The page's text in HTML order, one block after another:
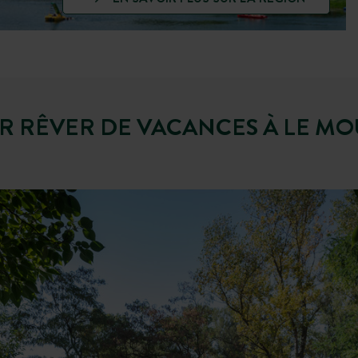
RÊVER DE VACANCES À LE